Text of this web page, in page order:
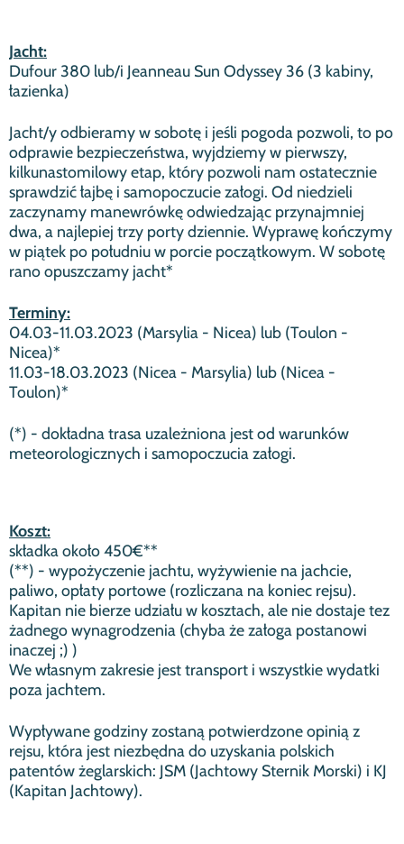
Jacht:
Dufour 380 lub/i Jeanneau Sun Odyssey 36 (3 kabiny,
łazienka)
Jacht/y odbieramy w sobotę i jeśli pogoda pozwoli, to po
odprawie bezpieczeństwa, wyjdziemy w pierwszy,
kilkunastomilowy etap, który pozwoli nam ostatecznie
sprawdzić łajbę i samopoczucie załogi. Od niedzieli
zaczynamy manewrówkę odwiedzając przynajmniej
dwa, a najlepiej trzy porty dziennie. Wyprawę kończymy
w piątek po południu w porcie początkowym. W sobotę
rano opuszczamy jacht*
Terminy:
04.03-11.03.2023 (Marsylia - Nicea) lub (Toulon -
Nicea)*
11.03-18.03.2023 (Nicea - Marsylia) lub (Nicea -
Toulon)*
(*) - dokładna trasa uzależniona jest od warunków
meteorologicznych i samopoczucia załogi.
Koszt:
składka około 450€**
(**) - wypożyczenie jachtu, wyżywienie na jachcie,
paliwo, opłaty portowe (rozliczana na koniec rejsu).
Kapitan nie bierze udziału w kosztach, ale nie dostaje tez
żadnego wynagrodzenia (chyba że załoga postanowi
inaczej ;) )
We własnym zakresie jest transport i wszystkie wydatki
poza jachtem.
Wypływane godziny zostaną potwierdzone opinią z
rejsu, która jest niezbędna do uzyskania polskich
patentów żeglarskich: JSM (Jachtowy Sternik Morski) i KJ
(Kapitan Jachtowy).